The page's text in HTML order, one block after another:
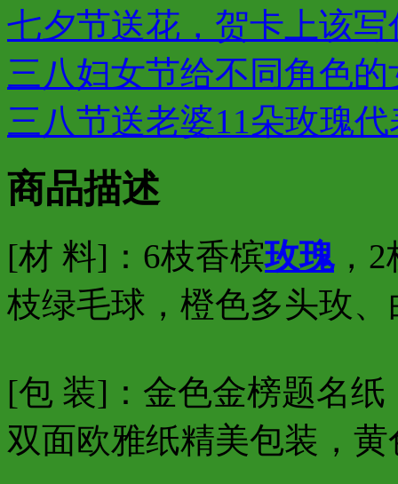
七夕节送花，贺卡上该写
三八妇女节给不同角色
三八节送老婆11朵玫瑰
商品描述
[材 料]：6枝香槟玫瑰，2
枝绿毛球，橙色多头玫
[包 装]：金色金榜题名
双面欧雅纸精美包装，